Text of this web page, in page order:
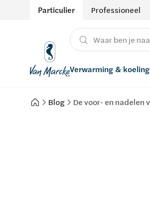
Particulier Professioneel
Verwarming & koeling
Verwarming
Producten
Hernieuwbare energie
Waterontharders
Blog De voor- en